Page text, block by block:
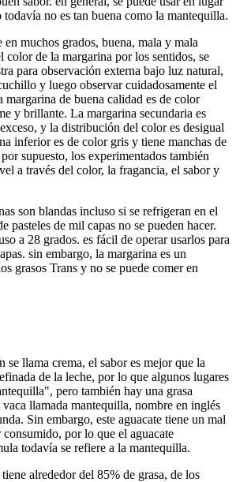
no es tan buena como la mantequilla.
muchos grados, buena, mala y mala
color de la margarina por los sentidos, se
para observación externa bajo luz natural,
y luego observar cuidadosamente el
margarina de buena calidad es de color
y brillante. La margarina secundaria es
y la distribución del color es desigual
inferior es de color gris y tiene manchas de
supuesto, los experimentados también
a través del color, la fragancia, el sabor y
son blandas incluso si se refrigeran en el
pasteles de mil capas no se pueden hacer.
a 28 grados. es fácil de operar usarlos para
sin embargo, la margarina es un
grasos Trans y no se puede comer en
se llama crema, el sabor es mejor que la
de la leche, por lo que algunos lugares
pero también hay una grasa
llamada mantequilla, nombre en inglés
Sin embargo, este aguacate tiene un mal
consumido, por lo que el aguacate
todavía se refiere a la mantequilla.
alrededor del 85% de grasa, de los